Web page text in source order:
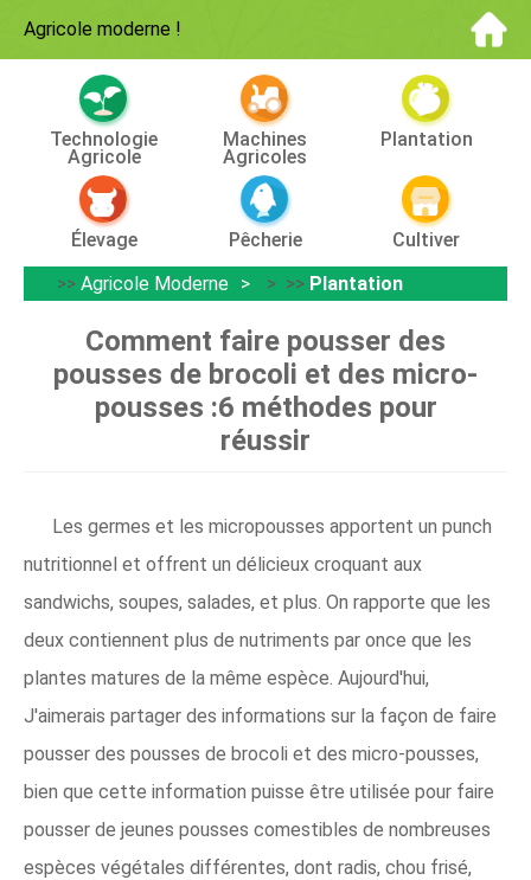
Agricole moderne !
Technologie
Agricole
Machines
Agricoles
Plantation
Élevage Pêcherie
Cultiver
>> Agricole Moderne > >> Plantation
Comment faire pousser des
pousses de brocoli et des micro-
pousses :6 méthodes pour
réussir
Les germes et les micropousses apportent un punch
nutritionnel et offrent un délicieux croquant aux
sandwichs, soupes, salades, et plus. On rapporte que les
deux contiennent plus de nutriments par once que les
plantes matures de la même espèce. Aujourd'hui,
J'aimerais partager des informations sur la façon de faire
pousser des pousses de brocoli et des micro-pousses,
bien que cette information puisse être utilisée pour faire
pousser de jeunes pousses comestibles de nombreuses
espèces végétales différentes, dont radis, chou frisé,